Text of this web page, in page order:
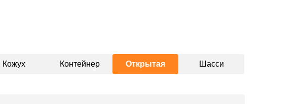
Кожух Контейнер Открытая Шасси